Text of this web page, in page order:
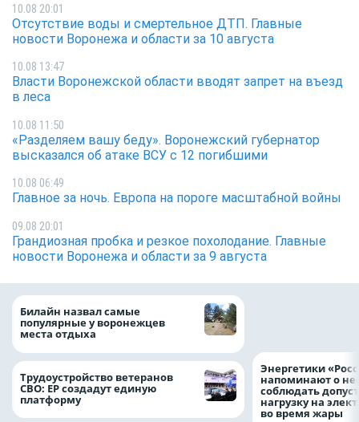
10.08 20:01
Отсутствие воды и смертельное ДТП. Главные
новости Воронежа и области за 10 августа
10.08 13:47
Власти Воронежской области вводят запрет на въезд
в леса
10.08 11:50
«Разделяем вашу беду». Воронежский губернатор
высказался об атаке ВСУ с 12 погибшими
10.08 06:49
Главное за ночь. Европа на пороге масштабной войны
09.08 20:01
Грандиозная пробка и резкое похолодание. Главные
новости Воронежа и области за 9 августа
Билайн назвал самые
популярные у воронежцев
места отдыха
Трудоустройство ветеранов
СВО: ЕР создадут единую
платформу
Энергетики
напоминают о
соблюдать
нагрузку на
во время жары